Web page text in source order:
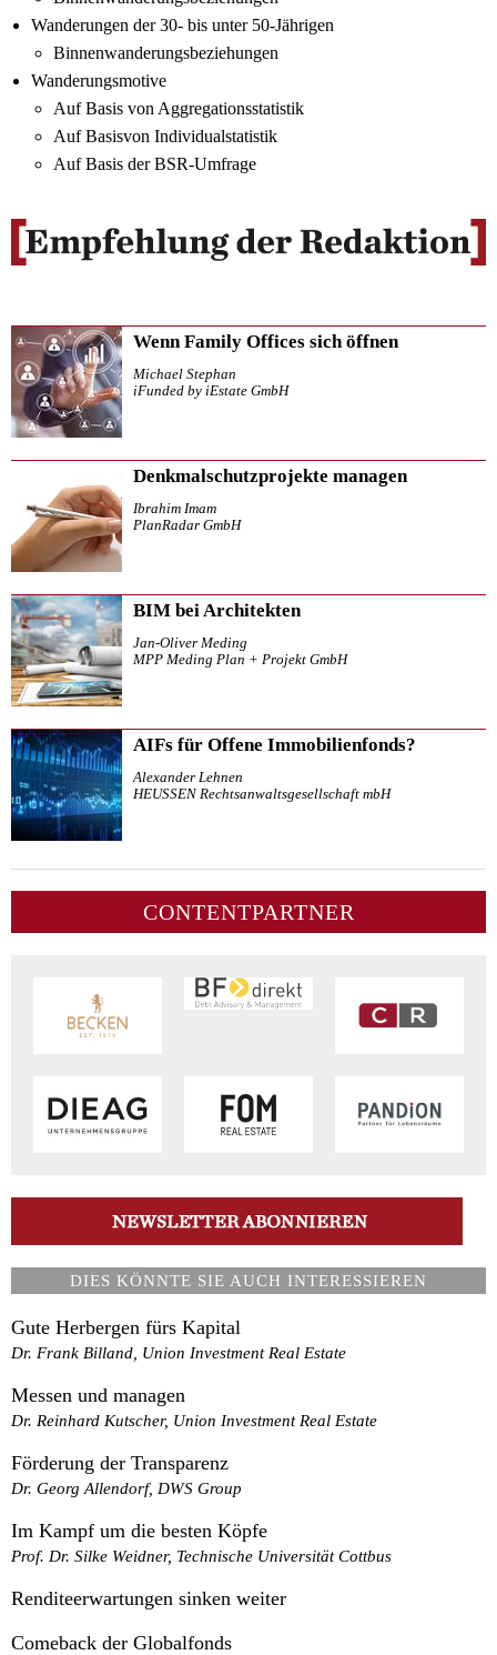
Wanderungen der 30- bis unter 50-Jährigen
Binnenwanderungsbeziehungen
Wanderungsmotive
Auf Basis von Aggregationsstatistik
Auf Basisvon Individualstatistik
Auf Basis der BSR-Umfrage
Wenn Family Offices sich öffnen
Michael Stephan
iFunded by iEstate GmbH
Denkmalschutzprojekte managen
Ibrahim Imam
PlanRadar GmbH
BIM bei Architekten
Jan-Oliver Meding
MPP Meding Plan + Projekt GmbH
AIFs für Offene Immobilienfonds?
Alexander Lehnen
HEUSSEN Rechtsanwaltsgesellschaft mbH
CONTENTPARTNER
DIES KÖNNTE SIE AUCH INTERESSIEREN
Gute Herbergen fürs Kapital
Dr. Frank Billand, Union Investment Real Estate
Messen und managen
Dr. Reinhard Kutscher, Union Investment Real Estate
Förderung der Transparenz
Dr. Georg Allendorf, DWS Group
Im Kampf um die besten Köpfe
Prof. Dr. Silke Weidner, Technische Universität Cottbus
Renditeerwartungen sinken weiter
Comeback der Globalfonds